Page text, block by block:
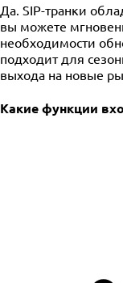
Да. SIP-транки
вы можете
необходимости
подходит для
выхода на новые
Какие функции